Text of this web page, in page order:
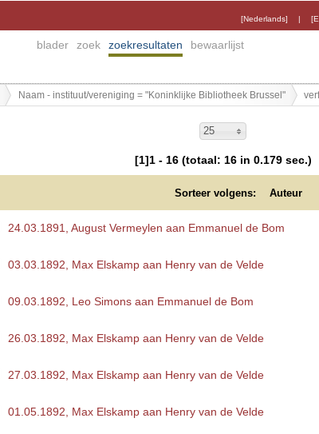
|
[Nederlands]
blader zoek zoekresultaten bewaarlijst
Naam - instituut/vereniging = "Koninklijke Bibliotheek Brussel"
25
[1]1 - 16 (totaal: 16 in 0.179 sec.)
Sorteer volgens: Auteur
24.03.1891, August Vermeylen aan Emmanuel de Bom
03.03.1892, Max Elskamp aan Henry van de Velde
09.03.1892, Leo Simons aan Emmanuel de Bom
26.03.1892, Max Elskamp aan Henry van de Velde
27.03.1892, Max Elskamp aan Henry van de Velde
01.05.1892, Max Elskamp aan Henry van de Velde